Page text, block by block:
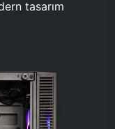
tasarım